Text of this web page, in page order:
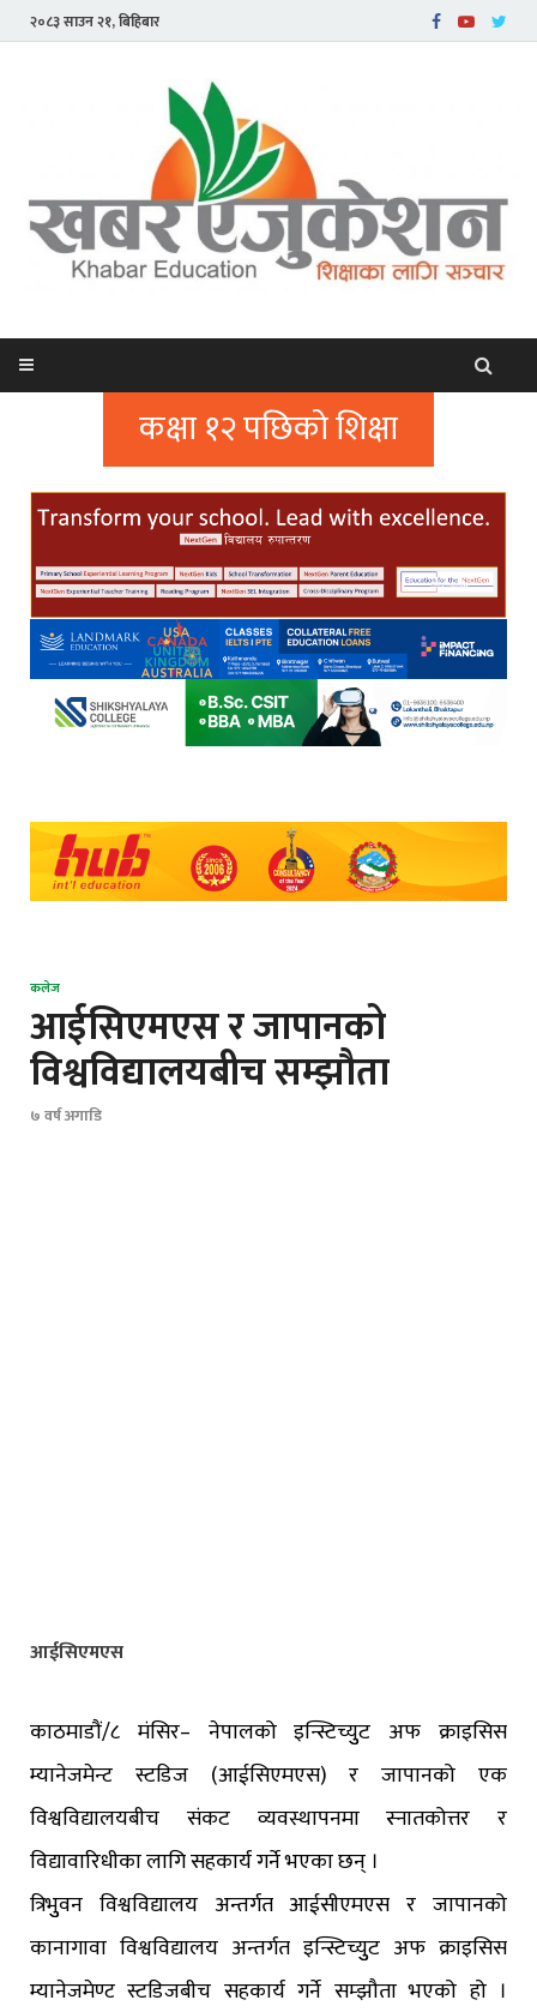
२०८३ साउन २१, बिहिबार
कक्षा १२ पछिको शिक्षा
कलेज
आईसिएमएस र जापानको
विश्वविद्यालयबीच सम्झौता
७ वर्ष अगाडि
आईसिएमएस
काठमाडौं/८ मंसिर– नेपालको इन्स्टिच्युुट अफ क्राइसिस
म्यानेजमेन्ट स्टडिज (आईसिएमएस) र जापानको एक
विश्वविद्यालयबीच संकट व्यवस्थापनमा स्नातकोत्तर र
विद्यावारिधीका लागि सहकार्य गर्ने भएका छन् ।
त्रिभुुवन विश्वविद्यालय अन्तर्गत आईसीएमएस र जापानको
कानागावा विश्वविद्यालय अन्तर्गत इन्स्टिच्युुट अफ क्राइसिस
म्यानेजमेण्ट स्टडिजबीच सहकार्य गर्ने सम्झौता भएको हो ।